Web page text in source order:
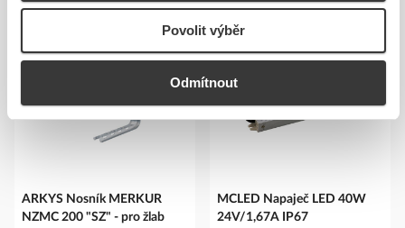
Povolit výběr
Odmítnout
Podobné produkty
ARKYS Nosník MERKUR
NZMC 200 "SZ" - pro žlab
MCLED Napaječ LED 40W
24V/1,67A IP67